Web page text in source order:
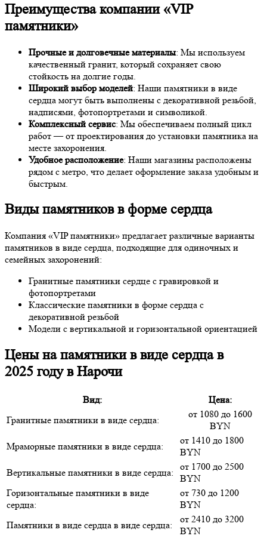
Преимущества компании «VIP
памятники»
Прочные и долговечные материалы: Мы используем
качественный гранит, который сохраняет свою
стойкость на долгие годы.
Широкий выбор моделей: Наши памятники в виде
сердца могут быть выполнены с декоративной резьбой,
надписями, фотопортретами и символикой.
Комплексный сервис: Мы обеспечиваем полный цикл
работ — от проектирования до установки памятника на
месте захоронения.
Удобное расположение: Наши магазины расположены
рядом с метро, что делает оформление заказа удобным и
быстрым.
Виды памятников в форме сердца
Компания «VIP памятники» предлагает различные варианты
памятников в виде сердца, подходящие для одиночных и
семейных захоронений:
Гранитные памятники сердце с гравировкой и
фотопортретами
Классические памятники в форме сердца с
декоративной резьбой
Модели с вертикальной и горизонтальной ориентацией
Цены на памятники в виде сердца в
2025 году в Нарочи
Вид:
Цена:
Гранитные памятники в виде сердца:
от 1080 до 1600
BYN
Мраморные памятники в виде сердца:
от 1410 до 1800
BYN
Вертикальные памятники в виде сердца:
от 1700 до 2500
BYN
Горизонтальные памятники в виде
сердца:
от 730 до 1200
BYN
Памятники в виде сердца в виде сердца:
от 2410 до 3200
BYN